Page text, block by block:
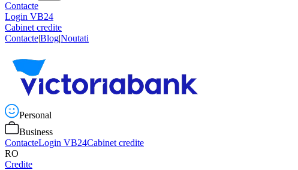
Contacte
Login VB24
Cabinet credite
Contacte|Blog|Noutati
Personal
Business
ContacteLogin VB24Cabinet credite
RO
Credite